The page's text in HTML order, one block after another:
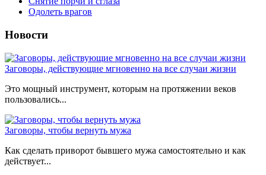
Одолеть врагов
Новости
Заговоры, действующие мгновенно на все случаи жизни
Это мощный инструмент, которым на протяжении веков
пользовались...
Заговоры, чтобы вернуть мужа
Как сделать приворот бывшего мужа самостоятельно и как
действует...